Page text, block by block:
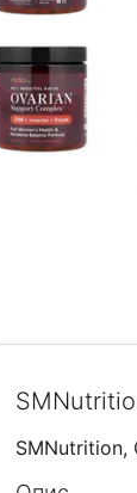
SMNutrition,